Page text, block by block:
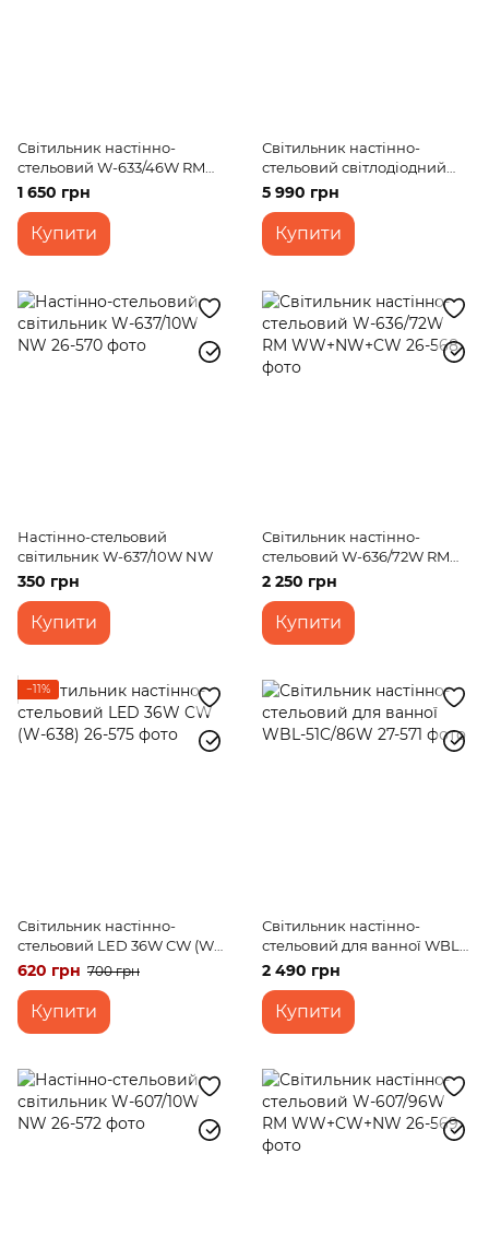
Світильник настінно-
стельовий W-633/46W RM
WW+NW+CW
1 650 грн
Купити
Світильник настінно-
стельовий світлодіодний
накладний BL-551W/60W
5 990 грн
Купити
Настінно-стельовий
світильник W-637/10W NW
350 грн
Купити
Світильник настінно-
стельовий W-636/72W RM
WW+NW+CW
2 250 грн
Купити
−11%
Світильник настінно-
стельовий LED 36W CW (W-
638)
620 грн 700 грн
Купити
Світильник настінно-
стельовий для ванної WBL-
51C/86W
2 490 грн
Купити